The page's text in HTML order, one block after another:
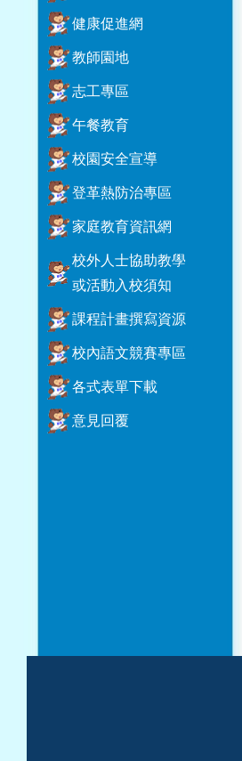
健康促進網
教師園地
志工專區
午餐教育
校園安全宣導
登革熱防治專區
家庭教育資訊網
校外人士協助教學
或活動入校須知
課程計畫撰寫資源
校內語文競賽專區
各式表單下載
意見回覆